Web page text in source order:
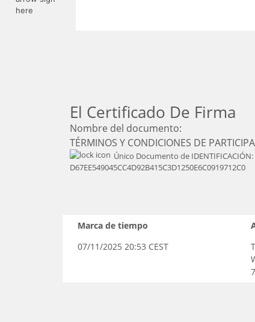
El Certificado De Firma
Nombre del documento:
TÉRMINOS Y CONDICIONES DE
Único Documento de IDENTIFICACIÓN:
D67EE549045CC4D92B415C3D1250E6C0919712C0
Marca de tiempo
07/11/2025 20:53 CEST